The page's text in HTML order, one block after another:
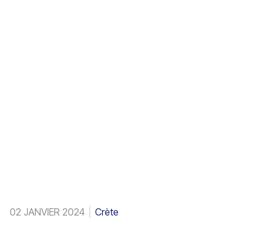
02 JANVIER 2024 Crète